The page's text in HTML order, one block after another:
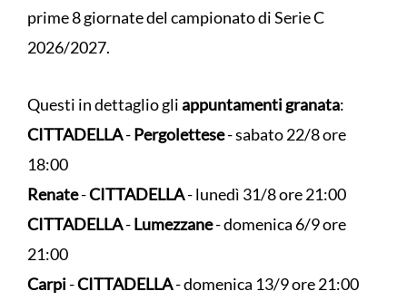
prime 8 giornate del campionato di Serie C
2026/2027.
Questi in dettaglio gliappuntamenti granata:
CITTADELLA-Pergolettese- sabato 22/8 ore
18:00
Renate-CITTADELLA- lunedì 31/8 ore 21:00
CITTADELLA-Lumezzane- domenica 6/9 ore
21:00
Carpi-CITTADELLA- domenica 13/9 ore 21:00